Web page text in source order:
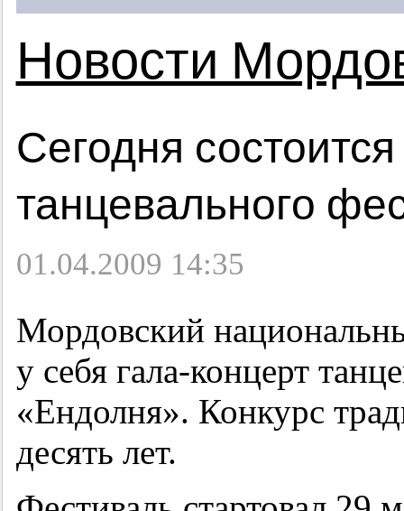
Новости
Сегодня
танцевального
01.04.2009 14:35
Мордовский
у себя гала-концерт
«Ендолня». Конкурс
десять лет.